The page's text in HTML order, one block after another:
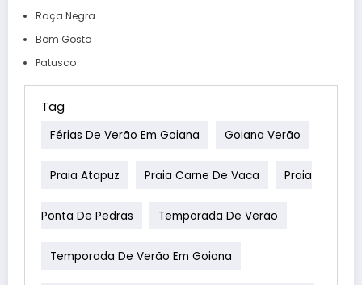
Raça Negra
Bom Gosto
Patusco
Tag
Férias De Verão Em Goiana Goiana Verão
Praia Atapuz Praia Carne De Vaca Praia
Ponta De Pedras Temporada De Verão
Temporada De Verão Em Goiana